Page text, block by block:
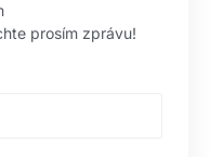
prosím zprávu!